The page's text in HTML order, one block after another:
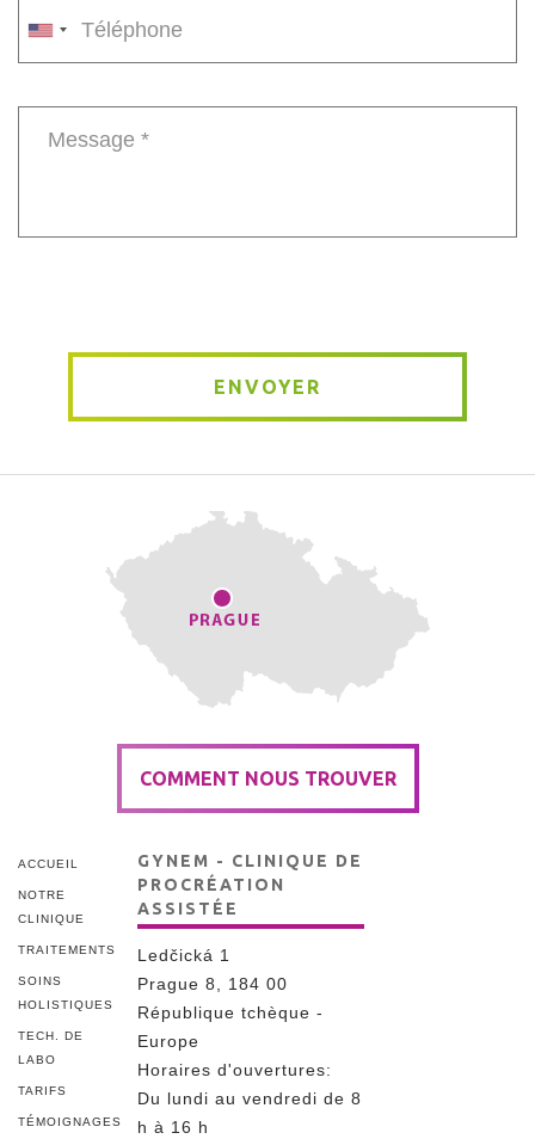
number
ENVOYER
COMMENT NOUS TROUVER
ACCUEIL
NOTRE
CLINIQUE
TRAITEMENTS
SOINS
HOLISTIQUES
TECH. DE
LABO
TARIFS
TÉMOIGNAGES
GYNEM - CLINIQUE DE
PROCRÉATION
ASSISTÉE
Ledčická 1
Prague 8, 184 00
République tchèque -
Europe
Horaires d'ouvertures:
Du lundi au vendredi de 8
h à 16 h